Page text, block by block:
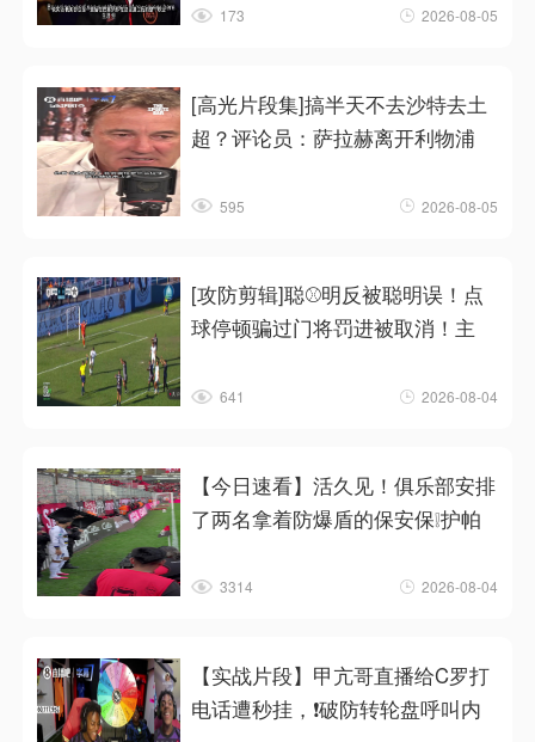
173 2026-08-05
[高光片段集]搞半天不去沙特去土
超？评论员：萨拉赫离开利物浦
595 2026-08-05
[攻防剪辑]聪⚾明反被聪明误！点
球停顿骗过门将罚进被取消！主
641 2026-08-04
【今日速看】活久见！俱乐部安排
了两名拿着防爆盾的保安保❕护帕
3314 2026-08-04
【实战片段】甲亢哥直播给C罗打
电话遭秒挂，❗破防转轮盘呼叫内